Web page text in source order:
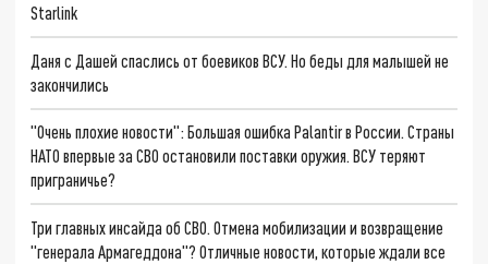
Starlink
Даня с Дашей спаслись от боевиков ВСУ. Но беды для малышей не
закончились
"Очень плохие новости": Большая ошибка Palantir в России. Страны
НАТО впервые за СВО остановили поставки оружия. ВСУ теряют
приграничье?
Три главных инсайда об СВО. Отмена мобилизации и возвращение
"генерала Армагеддона"? Отличные новости, которые ждали все